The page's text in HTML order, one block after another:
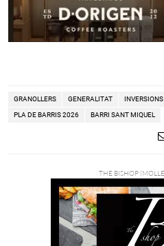
GRANOLLERS GENERALITAT INVERSIONS
PLA DE BARRIS 2026 BARRI SANT MIQUEL